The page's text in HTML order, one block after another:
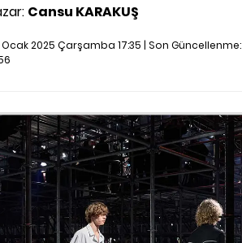
Cansu KARAKUŞ
Ocak 2025 Çarşamba 17:35 | Son Güncellenme: